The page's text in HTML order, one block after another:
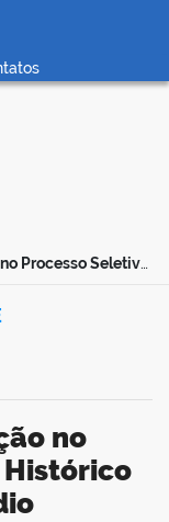
Último dia para inscrição no Processo Seletivo por Histórico Escolar do ensino médio
Histórico